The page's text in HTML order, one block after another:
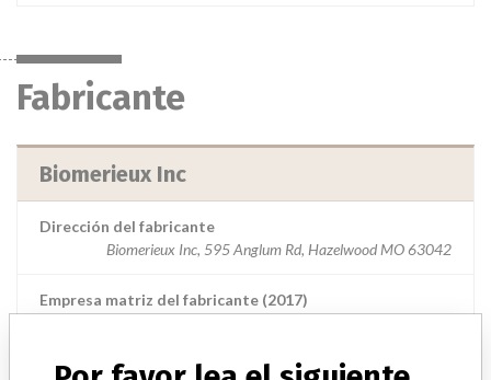
Fabricante
Biomerieux Inc
Dirección del fabricante
Biomerieux Inc, 595 Anglum Rd, Hazelwood MO 63042
Empresa matriz del fabricante (2017)
Source USFDA